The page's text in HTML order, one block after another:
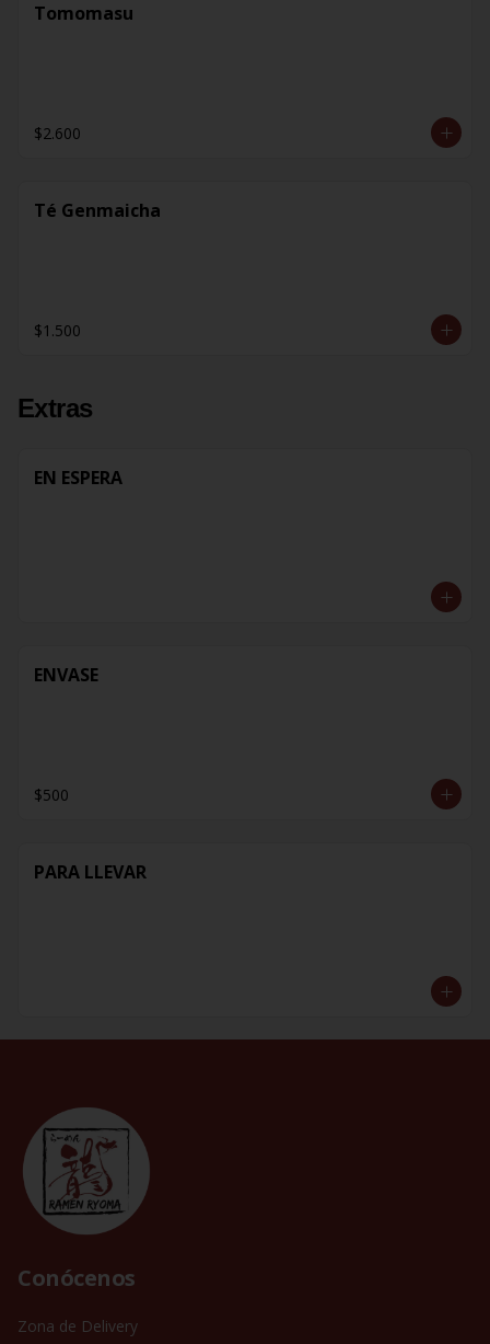
Tomomasu
$2.600
Té Genmaicha
$1.500
Extras
EN ESPERA
ENVASE
$500
PARA LLEVAR
Conócenos
Zona de Delivery